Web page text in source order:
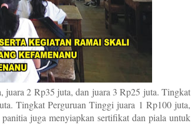
2 Rp35 juta, dan juara 3 Rp25 juta. Tingkat
Tingkat Perguruan Tinggi juara 1 Rp100 juta,
panitia juga menyiapkan sertifikat dan piala untuk